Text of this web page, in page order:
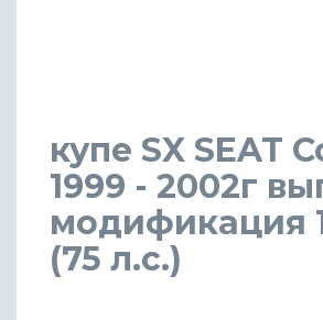
купе SX SEAT
1999 - 2002г
модификация
(75 л.с.)